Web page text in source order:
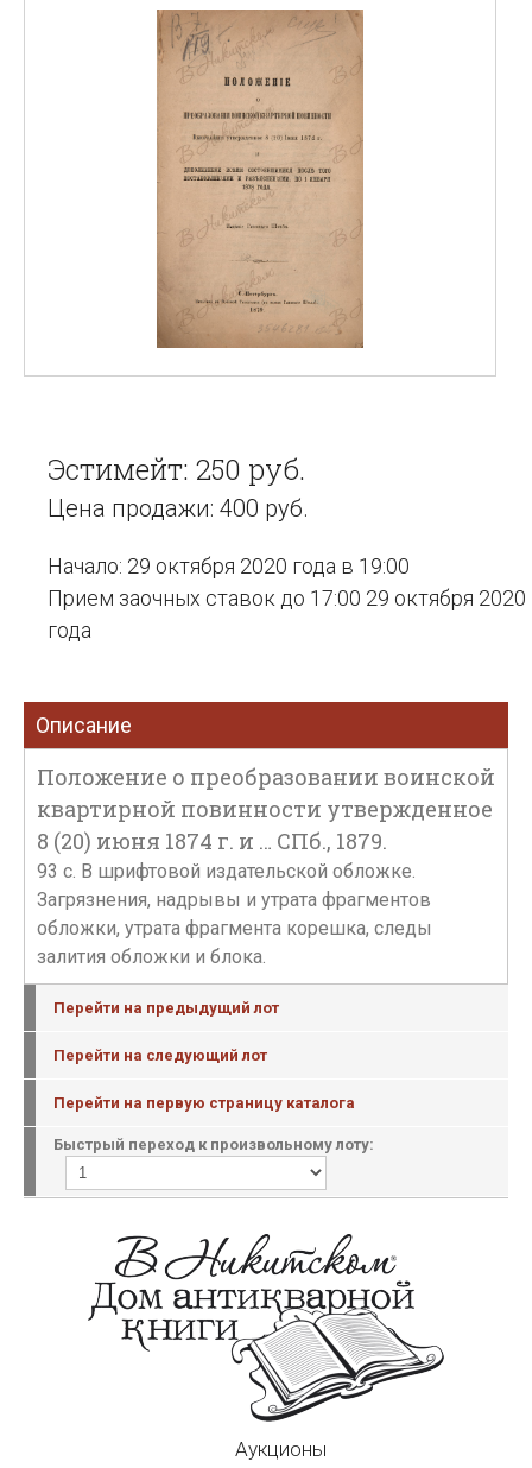
Эстимейт: 250 руб.
Цена продажи: 400 руб.
Начало: 29 октября 2020 года в 19:00
Прием заочных ставок до 17:00 29 октября 2020
года
Описание
Положение о преобразовании воинской
квартирной повинности утвержденное
8 (20) июня 1874 г. и … СПб., 1879.
93 с. В шрифтовой издательской обложке.
Загрязнения, надрывы и утрата фрагментов
обложки, утрата фрагмента корешка, следы
залития обложки и блока.
Перейти на предыдущий лот
Перейти на следующий лот
Перейти на первую страницу каталога
Быстрый переход к произвольному лоту:
Аукционы